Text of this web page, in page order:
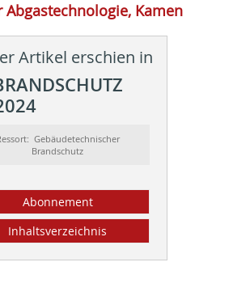
Kamen
Artikel erschien in
Gebäudetechnischer
Brandschutz
Abonnement
Inhaltsverzeichnis